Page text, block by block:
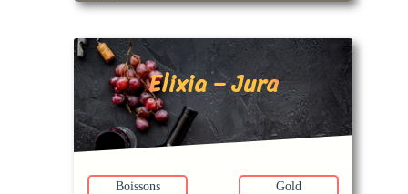
Elixia – Jura
Boissons Gold